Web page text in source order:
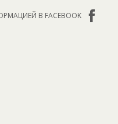
В FACEBOOK